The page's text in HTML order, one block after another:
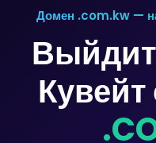
Домен .com.kw —